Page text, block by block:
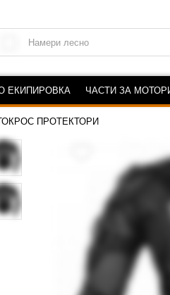
ЕКИПИРОВКА ЧАСТИ ЗА
ПРОТЕКТОРИ